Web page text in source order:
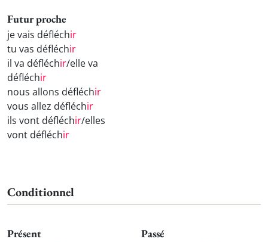
Futur proche
je vais défléchir
tu vas défléchir
il va défléchir/elle va
défléchir
nous allons défléchir
vous allez défléchir
ils vont défléchir/elles
vont défléchir
Conditionnel
Présent Passé